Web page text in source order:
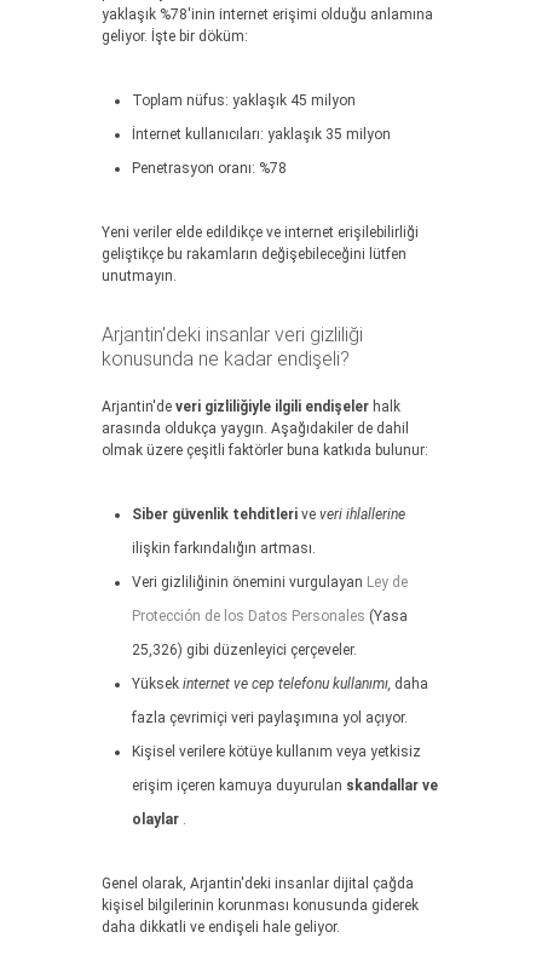
yaklaşık %78'inin internet erişimi olduğu anlamına
geliyor. İşte bir döküm:
Toplam nüfus: yaklaşık 45 milyon
İnternet kullanıcıları: yaklaşık 35 milyon
Penetrasyon oranı: %78
Yeni veriler elde edildikçe ve internet erişilebilirliği
geliştikçe bu rakamların değişebileceğini lütfen
unutmayın.
Arjantin'deki insanlar veri gizliliği
konusunda ne kadar endişeli?
Arjantin'de veri gizliliğiyle ilgili endişeler halk
arasında oldukça yaygın. Aşağıdakiler de dahil
olmak üzere çeşitli faktörler buna katkıda bulunur:
Siber güvenlik tehditleri ve veri ihlallerine
ilişkin farkındalığın artması.
Veri gizliliğinin önemini vurgulayan Ley de
Protección de los Datos Personales (Yasa
25,326) gibi düzenleyici çerçeveler.
Yüksek internet ve cep telefonu kullanımı, daha
fazla çevrimiçi veri paylaşımına yol açıyor.
Kişisel verilere kötüye kullanım veya yetkisiz
erişim içeren kamuya duyurulan skandallar ve
olaylar .
Genel olarak, Arjantin'deki insanlar dijital çağda
kişisel bilgilerinin korunması konusunda giderek
daha dikkatli ve endişeli hale geliyor.